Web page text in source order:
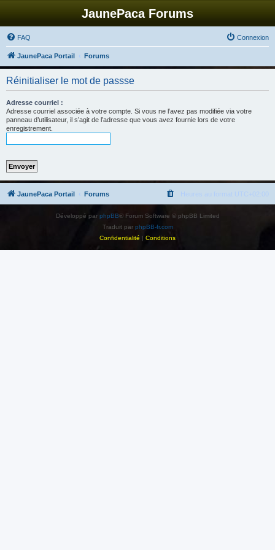
JaunePaca Forums
FAQ Connexion
JaunePaca Portail Forums
Réinitialiser le mot de passse
Adresse courriel :
Adresse courriel associée à votre compte. Si vous ne l’avez pas modifiée via votre
panneau d’utilisateur, il s’agit de l’adresse que vous avez fournie lors de votre
enregistrement.
JaunePaca Portail Forums Heures au format UTC+02:00
Développé par phpBB® Forum Software © phpBB Limited
Traduit par phpBB-fr.com
Confidentialité | Conditions